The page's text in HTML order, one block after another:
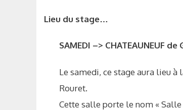
Lieu du stage…
SAMEDI –> CHATEAUNEUF de
Le samedi, ce stage aura lieu à
Rouret.
Cette salle porte le nom « Salle